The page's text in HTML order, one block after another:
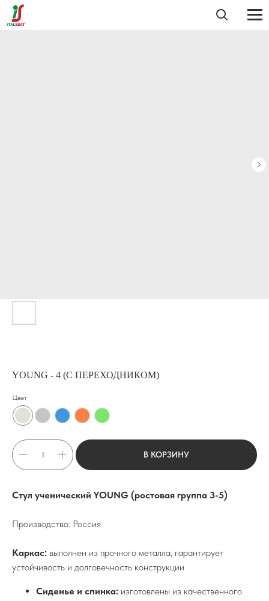
YOUNG - 4 (С ПЕРЕХОДНИКОМ)
Цвет
В КОРЗИНУ
Стул ученический YOUNG (ростовая группа 3-5)
Производство: Россия
Каркас: выполнен из прочного металла, гарантирует
устойчивость и долговечность конструкции
Сиденье и спинка: изготовлены из качественного